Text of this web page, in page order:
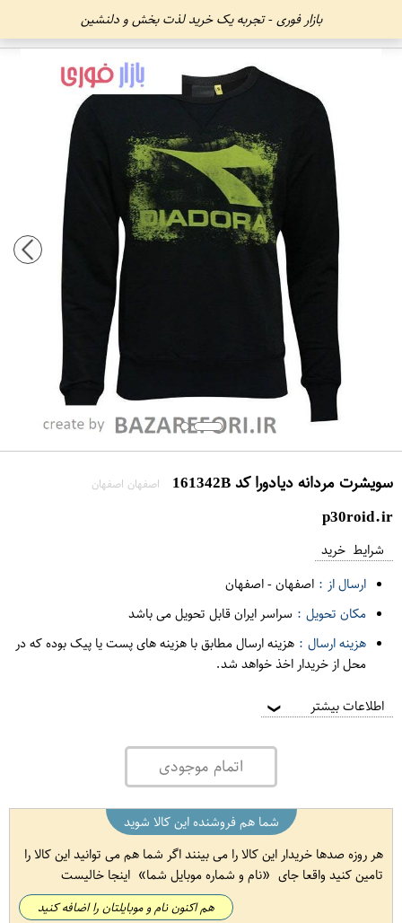
بازار فوری - تجربه یک خرید لذت بخش و دلنشین
سویشرت مردانه دیادورا کد 161342B اصفهان اصفهان
p30roid.ir
شرایط خرید
ارسال از : اصفهان-اصفهان
مکان تحویل : سراسر ایران قابل تحویل می باشد
هزینه ارسال : هزینه ارسال مطابق با هزینه های پست یا پیک بوده که در
محل از خریدار اخذ خواهد شد.
اطلاعات بیشتر ❯
اتمام موجودی
شما هم فروشنده این کالا شوید
هر روزه صدها خریدار این کالا را می بینند اگر شما هم می توانید این کالا را
تامین کنید واقعا جای
نام و شماره موبایل شما اینجا خالیست
هم اکنون نام و موبایلتان را اضافه کنید